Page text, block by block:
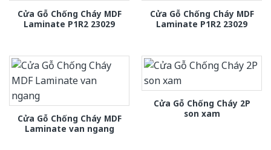
Cửa Gỗ Chống Cháy MDF
Laminate P1R2 23029
Cửa Gỗ Chống Cháy MDF
Laminate P1R2 23029
Cửa Gỗ Chống Cháy MDF
Laminate van ngang
Cửa Gỗ Chống Cháy 2P
son xam